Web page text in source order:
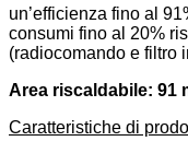
un’efficienza fino al
consumi fino al 20%
(radiocomando e filtro
Area riscaldabile: 91
Caratteristiche di